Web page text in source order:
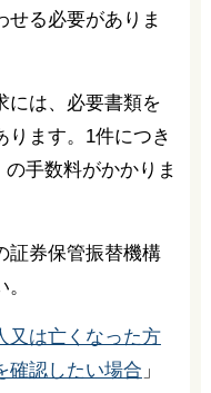
せる必要がありま
には、必要書類を
ります。1件につき
手数料がかかりま
証券保管振替機構
又は亡くなった方
確認したい場合 」